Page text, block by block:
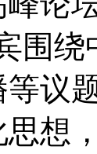
围
议
想